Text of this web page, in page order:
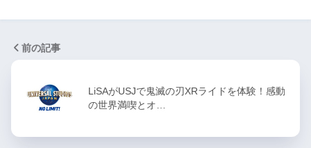
前の記事
LiSAがUSJで鬼滅の刃XRライドを体験！感動
の世界満喫とオ…